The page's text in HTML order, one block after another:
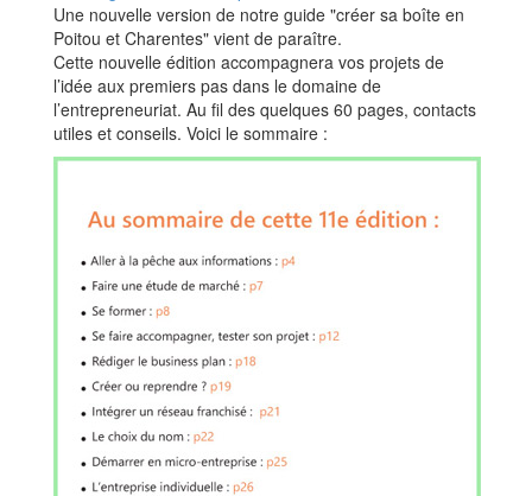
Une nouvelle version de notre guide "créer sa boîte en
Poitou et Charentes" vient de paraître.
Cette nouvelle édition accompagnera vos projets de
l’idée aux premiers pas dans le domaine de
l’entrepreneuriat. Au fil des quelques 60 pages, contacts
utiles et conseils. Voici le sommaire :